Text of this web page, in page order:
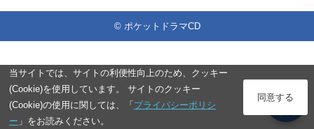
© ポケットドラマCD
当サイトでは、サイトの利便性向上のため、クッキー
(Cookie)を使用しています。 サイトのクッキー
(Cookie)の使用に関しては、「 プライバシーポリシ
ー 」をお読みください。
同意する